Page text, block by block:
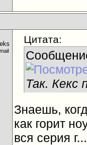
Цитата:
Так. Кекс
Знаешь,
как горит
вся серия